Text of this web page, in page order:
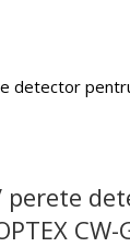
CW-